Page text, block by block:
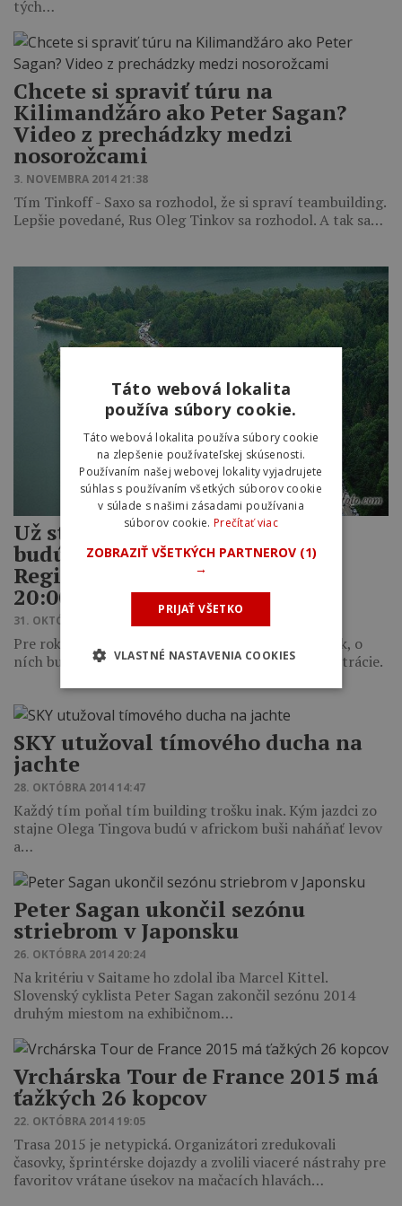
tých…
Chcete si spraviť túru na
Kilimandžáro ako Peter Sagan?
Video z prechádzky medzi
nosorožcami
3. NOVEMBRA 2014 21:38
Tím Tinkoff - Saxo sa rozhodol, že si spraví teambuilding.
Lepšie povedané, Rus Oleg Tinkov sa rozhodol. A tak sa…
Už ste si dali predsavzatie na
budúci rok? Čo tak Oravaman?
Registrácia sa spúšťa už 1.11. o
20:00. Bude ako nebolo!
31. OKTÓBRA 2014 11:47
Pre rok 2015 pripravuje Oravaman viacero noviniek, o
ních bude reč neskôr. Najdôležitejší je spôsob registrácie.
SKY utužoval tímového ducha na
jachte
28. OKTÓBRA 2014 14:47
Každý tím poňal tím building trošku inak. Kým jazdci zo
stajne Olega Tingova budú v africkom buši naháňať levov
a…
Peter Sagan ukončil sezónu
striebrom v Japonsku
26. OKTÓBRA 2014 20:24
Na kritériu v Saitame ho zdolal iba Marcel Kittel.
Slovenský cyklista Peter Sagan zakončil sezónu 2014
druhým miestom na exhibičnom…
Vrchárska Tour de France 2015 má
ťažkých 26 kopcov
22. OKTÓBRA 2014 19:05
Trasa 2015 je netypická. Organizátori zredukovali
časovky, šprintérske dojazdy a zvolili viaceré nástrahy pre
favoritov vrátane úsekov na mačacích hlavách…
Táto webová lokalita
používa súbory cookie.
Táto webová lokalita používa súbory cookie
na zlepšenie používateľskej skúsenosti.
Používaním našej webovej lokality vyjadrujete
súhlas s používaním všetkých súborov cookie
v súlade s našimi zásadami používania
súborov cookie. Prečítať viac
ZOBRAZIŤ VŠETKÝCH PARTNEROV (1)
→
PRIJAŤ VŠETKO
VLASTNÉ NASTAVENIA COOKIES